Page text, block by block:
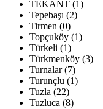
TEKANT (1)
Tepebaşı (2)
Tirmen (0)
Topçuköy (1)
Türkeli (1)
Türkmenköy (3)
Turnalar (7)
Turunçlu (1)
Tuzla (22)
Tuzluca (8)